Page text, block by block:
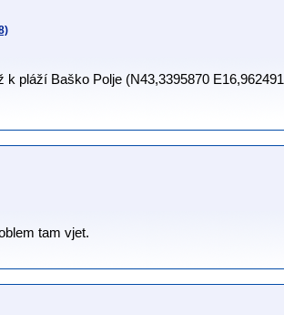
pláží Baško Polje (N43,3395870
tam vjet.